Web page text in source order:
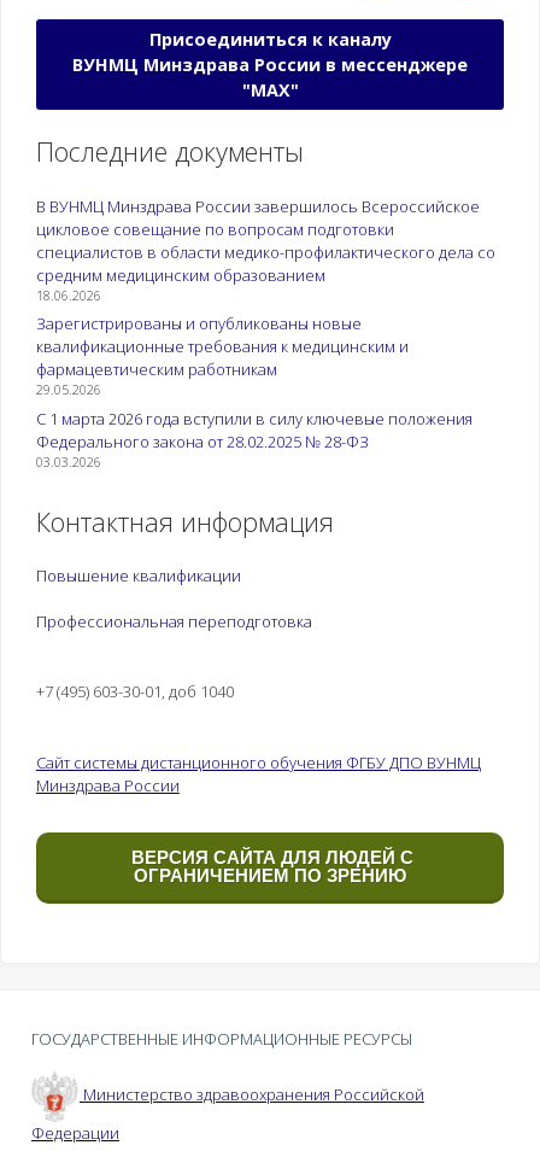
Присоединиться к каналу
ВУНМЦ Минздрава России в мессенджере
"МАХ"
Последние документы
В ВУНМЦ Минздрава России завершилось Всероссийское
цикловое совещание по вопросам подготовки
специалистов в области медико-профилактического дела со
средним медицинским образованием
18.06.2026
Зарегистрированы и опубликованы новые
квалификационные требования к медицинским и
фармацевтическим работникам
29.05.2026
С 1 марта 2026 года вступили в силу ключевые положения
Федерального закона от 28.02.2025 № 28-ФЗ
03.03.2026
Контактная информация
Повышение квалификации
Профессиональная переподготовка
+7 (495) 603-30-01, доб 1040
Сайт системы дистанционного обучения ФГБУ ДПО ВУНМЦ
Минздрава России
ВЕРСИЯ САЙТА ДЛЯ ЛЮДЕЙ С
ОГРАНИЧЕНИЕМ ПО ЗРЕНИЮ
ГОСУДАРСТВЕННЫЕ ИНФОРМАЦИОННЫЕ РЕСУРСЫ
Министерство здравоохранения Российской
Федерации